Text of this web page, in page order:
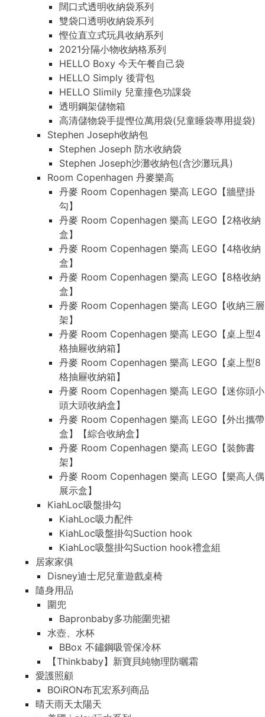
闊口式透明收納袋系列
雙袋口透明收納袋系列
慳位直立式玩具收納系列
2021分隔小物收納格系列
HELLO Boxy 今天午餐自己袋
HELLO Simply 後背包
HELLO Slimily 兒童撞色功課袋
透明鋼架儲物箱
高清儲物袋手提慳位萬用袋(兒童睡袋專用提袋)
Stephen Joseph收納包
Stephen Joseph 防水收納袋
Stephen Joseph沙灘收納包(含沙灘玩具)
Room Copenhagen 丹麥樂高
丹麥 Room Copenhagen 樂高 LEGO【牆壁掛
勾】
丹麥 Room Copenhagen 樂高 LEGO【2格收納
盒】
丹麥 Room Copenhagen 樂高 LEGO【4格收納
盒】
丹麥 Room Copenhagen 樂高 LEGO【8格收納
盒】
丹麥 Room Copenhagen 樂高 LEGO【收納三層
架】
丹麥 Room Copenhagen 樂高 LEGO【桌上型4
格抽屜收納箱】
丹麥 Room Copenhagen 樂高 LEGO【桌上型8
格抽屜收納箱】
丹麥 Room Copenhagen 樂高 LEGO【迷你頭小
頭大頭收納盒】
丹麥 Room Copenhagen 樂高 LEGO【外出攜帶
盒】【綜合收納盒】
丹麥 Room Copenhagen 樂高 LEGO【裝飾書
架】
丹麥 Room Copenhagen 樂高 LEGO【樂高人偶
展示盒】
KiahLoc吸盤掛勾
KiahLoc吸力配件
KiahLoc吸盤掛勾Suction hook
KiahLoc吸盤掛勾Suction hook禮盒組
居家家俱
Disney迪士尼兒童遊戲桌椅
隨身用品
圍兜
Bapronbaby多功能圍兜裙
水壺、水杯
BBox 不鏽鋼吸管保冷杯
【Thinkbaby】新寶貝純物理防曬霜
愛護照顧
BOiRON布瓦宏系列商品
晴天雨天太陽天